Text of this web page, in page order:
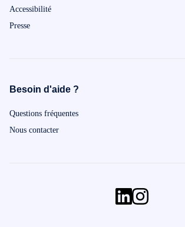
Accessibilité
Presse
Besoin d'aide ?
Questions fréquentes
Nous contacter